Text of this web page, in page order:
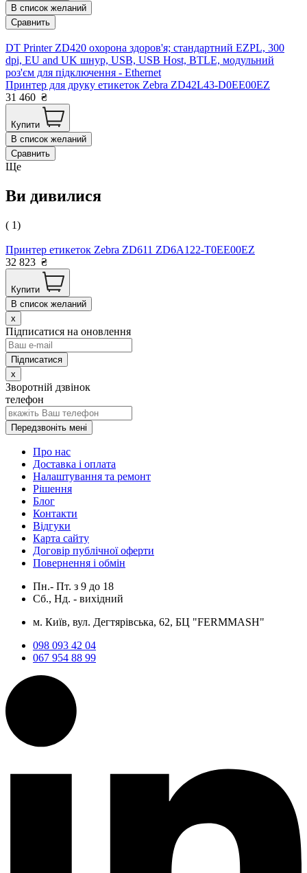
В список желаний
Сравнить
DT Printer ZD420 охорона здоров'я; стандартний EZPL, 300
dpi, EU and UK шнур, USB, USB Host, BTLE, модульний
роз'єм для підключення - Ethernet
Принтер для друку етикеток Zebra ZD42L43-D0EE00EZ
31 460 ₴
Купити
В список желаний
Сравнить
Ще
Ви дивилися
( 1)
Принтер етикеток Zebra ZD611 ZD6A122-T0EE00EZ
32 823 ₴
Купити
В список желаний
x
Підписатися на оновлення
x
Зворотній дзвінок
телефон
Передзвоніть мені
Про нас
Доставка і оплата
Налаштування та ремонт
Рішення
Блог
Контакти
Відгуки
Карта сайту
Договір публічної оферти
Повернення і обмін
Пн.- Пт. з 9 до 18
Сб., Нд. - вихідний
м. Київ, вул. Дегтярівська, 62, БЦ "FERMMASH"
098 093 42 04
067 954 88 99